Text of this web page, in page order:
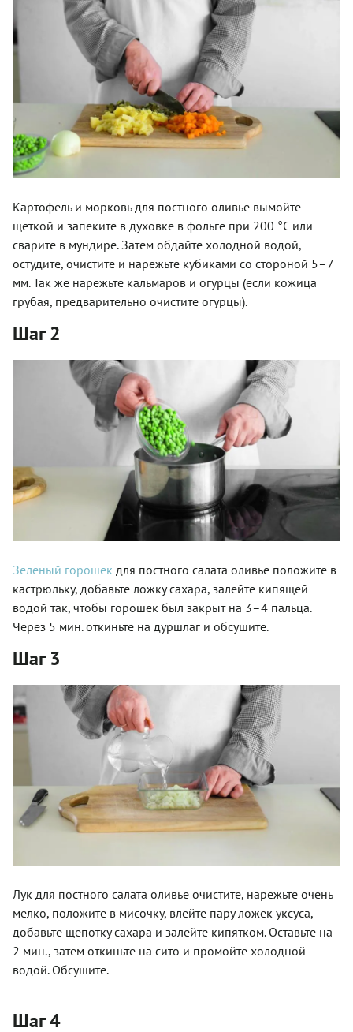
Картофель и морковь для постного оливье вымойте
щеткой и запеките в духовке в фольге при 200 °С или
сварите в мундире. Затем обдайте холодной водой,
остудите, очистите и нарежьте кубиками со стороной 5–7
мм. Так же нарежьте кальмаров и огурцы (если кожица
грубая, предварительно очистите огурцы).
Шаг 2
Зеленый горошек для постного салата оливье положите в
кастрюльку, добавьте ложку сахара, залейте кипящей
водой так, чтобы горошек был закрыт на 3–4 пальца.
Через 5 мин. откиньте на дуршлаг и обсушите.
Шаг 3
Лук для постного салата оливье очистите, нарежьте очень
мелко, положите в мисочку, влейте пару ложек уксуса,
добавьте щепотку сахара и залейте кипятком. Оставьте на
2 мин., затем откиньте на сито и промойте холодной
водой. Обсушите.
Шаг 4